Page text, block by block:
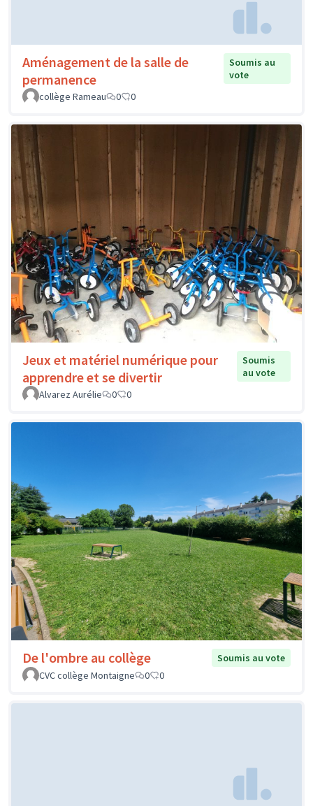
Aménagement de la salle de
permanence
Soumis au
vote
collège Rameau
0 0
Jeux et matériel numérique pour
apprendre et se divertir
Soumis
au vote
Alvarez Aurélie
0 0
De l'ombre au collège
Soumis au vote
CVC collège Montaigne
0 0